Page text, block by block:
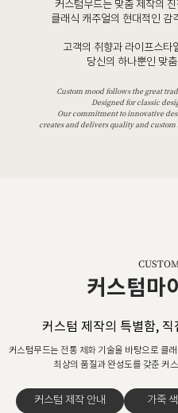
커스텀무드는 맞춤 제작의
클래식 캐주얼의 현대적인 감
고객의 취향과 라이프스타
당신의 하나뿐인 맞
Custom mood follows the great
Designed for classic
Our commitment to innovative
creates and delivers quality and
커스텀마
커스텀 제작의 특별함,
커스텀무드는 전통 제화 기술을 바탕으로 클
최상의 품질과 완성도를 갖춘 커
커스텀 제작 안내 가죽